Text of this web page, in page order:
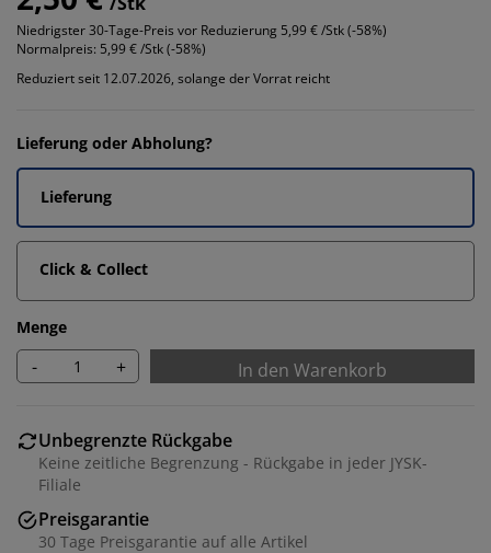
Niedrigster 30-Tage-Preis vor Reduzierung 5,99 € /Stk (-58%)
Normalpreis: 5,99 € /Stk (-58%)
Reduziert seit 12.07.2026, solange der Vorrat reicht
Lieferung oder Abholung?
Lieferung
Click & Collect
Menge
- + In den Warenkorb
Unbegrenzte Rückgabe
Keine zeitliche Begrenzung - Rückgabe in jeder JYSK-
Filiale
Preisgarantie
30 Tage Preisgarantie auf alle Artikel